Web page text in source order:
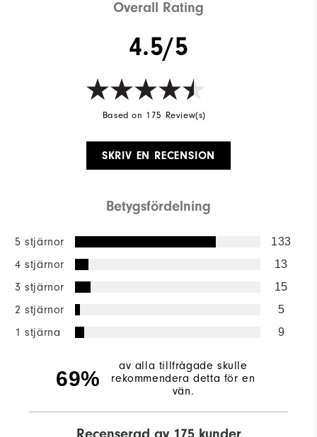
Overall Rating
4.5/5
Based on 175 Review(s)
SKRIV EN RECENSION
Betygsfördelning
5 stjärnor 133
4 stjärnor 13
3 stjärnor 15
2 stjärnor 5
1 stjärna 9
69%
av alla tillfrågade skulle
rekommendera detta för en
vän.